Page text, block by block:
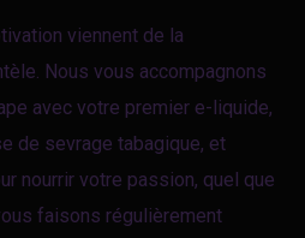
viennent de la
Nous vous accompagnons
avec votre premier e-liquide,
de sevrage tabagique, et
nourrir votre passion, quel que
faisons régulièrement